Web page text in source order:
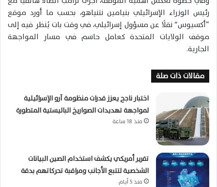
رئيس الوزراء الإسرائيلي بنيامين نتنياهو، بحسب ما أورد موقع
“أكسيوس” نقلًا عن مسؤول إسرائيلي، في وقت بات يُنظر فيه إلى
موقف الولايات المتحدة كعامل حاسم في مسار المواجهة
الجارية.
مقالات ذات صلة
اختبار ناجح يعزز قدرات منظومة آرو الإسرائيلية
لمواجهة تهديدات الصواريخ الباليستية المتطورة
منذ 18 ساعة
تقرير أمريكي يكشف استخدام الصين البيانات
الشخصية لتتبع الأجانب ومراقبة تحركاتهم بدقة
منذ 5 أيام